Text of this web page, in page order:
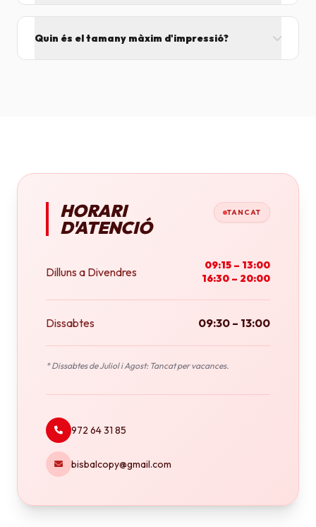
Quin és el tamany màxim d'impressió?
HORARI
D'ATENCIÓ
TANCAT
Dilluns a Divendres
09:15 – 13:00
16:30 – 20:00
Dissabtes 09:30 – 13:00
* Dissabtes de Juliol i Agost: Tancat per vacances.
972 64 31 85
bisbalcopy@gmail.com